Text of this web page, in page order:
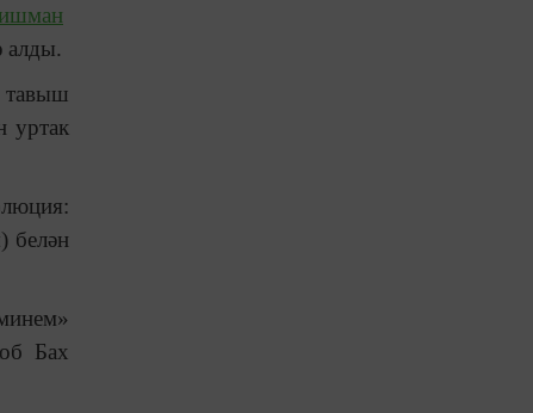
алды.
тавыш
уртак
белән
Бах